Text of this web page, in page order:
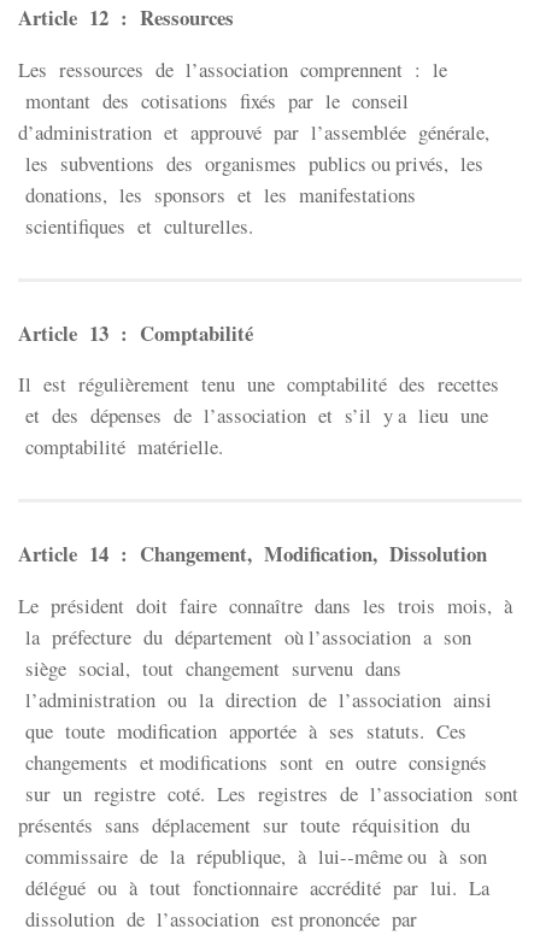
Article 12 : Ressources
Les ressources de l’association comprennent : le
montant des cotisations fixés par le conseil
d’administration et approuvé par l’assemblée générale,
les subventions des organismes publics ou privés, les
donations, les sponsors et les manifestations
scientifiques et culturelles.
Article 13 : Comptabilité
Il est régulièrement tenu une comptabilité des recettes
et des dépenses de l’association et s’il y a lieu une
comptabilité matérielle.
Article 14 : Changement, Modification, Dissolution
Le président doit faire connaître dans les trois mois, à
la préfecture du département où l’association a son
siège social, tout changement survenu dans
l’administration ou la direction de l’association ainsi
que toute modification apportée à ses statuts. Ces
changements et modifications sont en outre consignés
sur un registre coté. Les registres de l’association sont
présentés sans déplacement sur toute réquisition du
commissaire de la république, à lui-­‐même ou à son
délégué ou à tout fonctionnaire accrédité par lui. La
dissolution de l’association est prononcée par